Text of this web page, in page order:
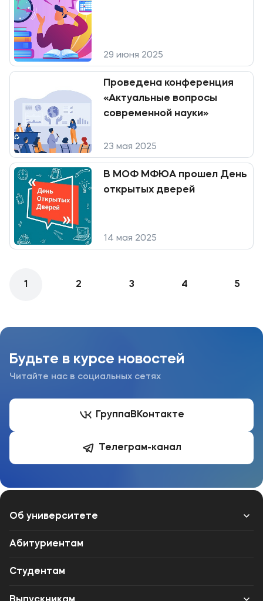
29 июня 2025
Проведена конференция
«Актуальные вопросы
современной науки»
23 мая 2025
В МОФ МФЮА прошел День
открытых дверей
14 мая 2025
1 2 3 4 5
Будьте в курсе новостей
Читайте нас в социальных сетях
Группа ВКонтакте
Телеграм-канал
Об университете
Лицензии и документы
Сведения об образовательной организации
Поступающим
Абитуриентам
Студентам